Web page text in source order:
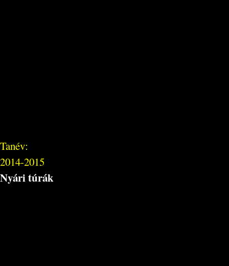
Tanév:
2014-2015
Nyári túrák